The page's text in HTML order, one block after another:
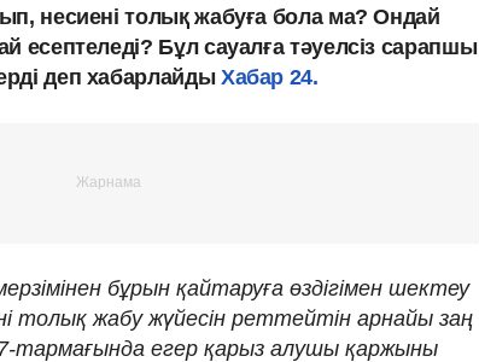
несиені толық жабуға бола ма? Ондай
есептеледі? Бұл сауалға тәуелсіз сарапшы
деп хабарлайды Хабар 24.
бұрын қайтаруға өздігімен шектеу
толық жабу жүйесін реттейтін арнайы заң
тармағында егер қарыз алушы қаржыны